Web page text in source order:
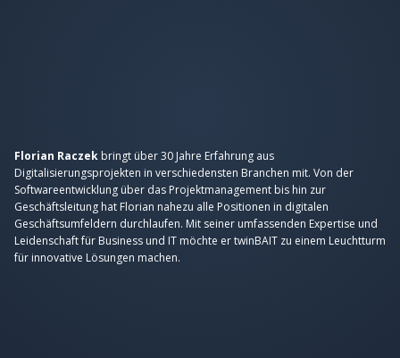
Florian Raczek bringt über 30 Jahre Erfahrung aus
Digitalisierungsprojekten in verschiedensten Branchen mit. Von der
Softwareentwicklung über das Projektmanagement bis hin zur
Geschäftsleitung hat Florian nahezu alle Positionen in digitalen
Geschäftsumfeldern durchlaufen. Mit seiner umfassenden Expertise und
Leidenschaft für Business und IT möchte er twinBAIT zu einem Leuchtturm
für innovative Lösungen machen.